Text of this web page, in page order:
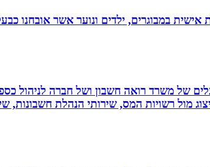
במבוגרים, ילדים ונוער אשר אובחנו
של משרד רואה חשבון ושל חברה לניהול
מול רשויות המס, שירותי הנהלת חשבונות,